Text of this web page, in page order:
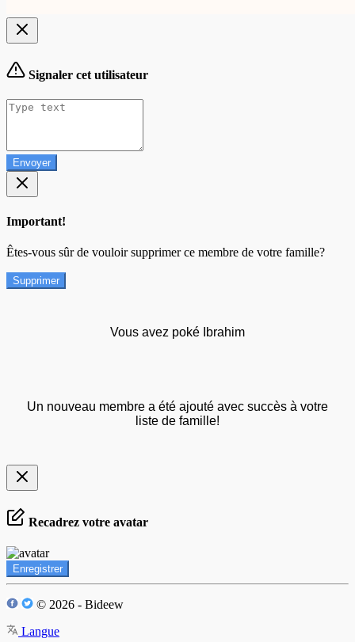
Signaler cet utilisateur
Envoyer
Important!
Êtes-vous sûr de vouloir supprimer ce membre de votre famille?
Supprimer
Vous avez poké Ibrahim
Un nouveau membre a été ajouté avec succès à votre
liste de famille!
Recadrez votre avatar
Enregistrer
© 2026 - Bideew
Langue